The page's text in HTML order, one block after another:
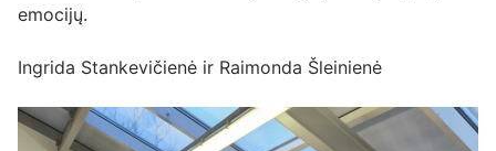
emocijų.
Ingrida Stankevičienė ir Raimonda Šleinienė